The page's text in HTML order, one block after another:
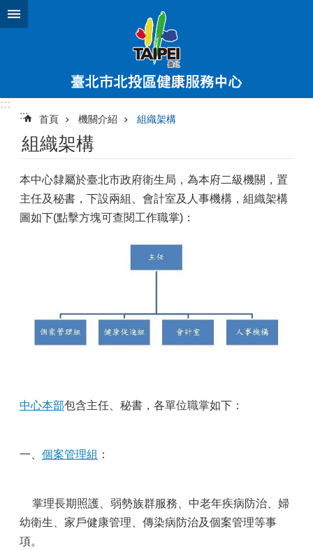
跳到主要內容區塊
:::
:::
首頁 機關介紹 組織架構
組織架構
本中心隸屬於臺北市政府衛生局，為本府二級機關，置
主任及秘書，下設兩組、會計室及人事機構，組織架構
圖如下(點擊方塊可查閱工作職掌)：
中心本部包含主任、秘書，各單位職掌如下：
一、 個案管理組 ：
掌理長期照護、弱勢族群服務、中老年疾病防治、婦
幼衛生、家戶健康管理、傳染病防治及個案管理等事
項。